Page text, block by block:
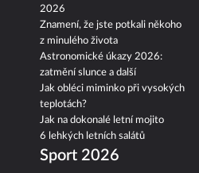
2026
Znamení, že jste potkali někoho
z minulého života
Astronomické úkazy 2026:
zatmění slunce a další
Jak obléci miminko při vysokých
teplotách?
Jak na dokonalé letní mojito
6 lehkých letních salátů
Sport 2026